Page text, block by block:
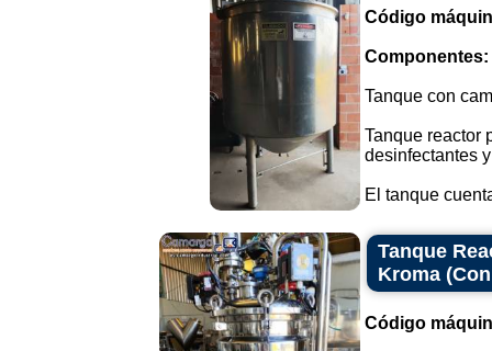
Código
Componentes:
Tanque con
Tanque reactor
desinfectantes
El tanque
Tanque
Kroma
Código